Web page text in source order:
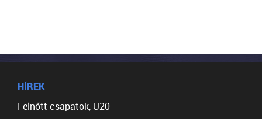
HÍREK
Felnőtt csapatok, U20